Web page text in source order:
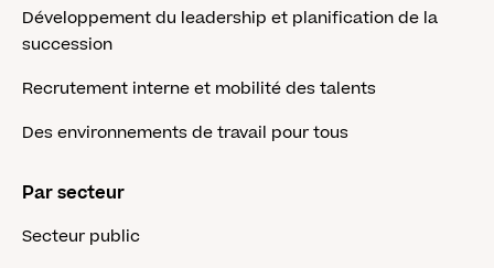
Développement du leadership et planification de la
succession
Recrutement interne et mobilité des talents
Des environnements de travail pour tous
Par secteur
Secteur public